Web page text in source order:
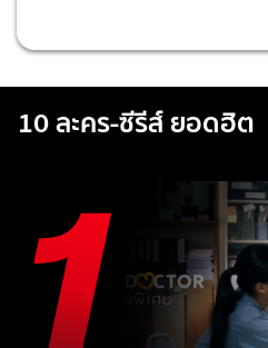
10 ละคร-ซีรีส์ ยอดฮิต